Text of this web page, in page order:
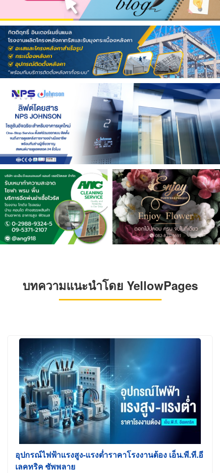
บทความแนะนำโดย YellowPages
อุปกรณ์ไฟฟ้าแรงสูง-แรงต่ำราคาโรงงานต้อง เอ็น.พี.ที.อี
เลคทริค ซัพพลาย